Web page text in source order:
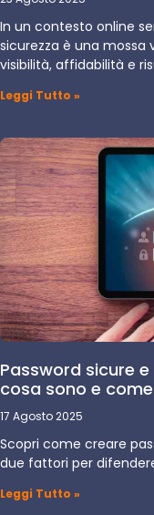
In un contesto online
sicurezza è una mossa
visibilità, affidabilità e
Leggi Tutto »
Password sicure
cosa sono e
17 Agosto 2025
Scopri come creare
due fattori per
Leggi Tutto »